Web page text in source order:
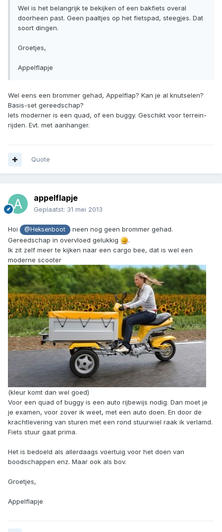
Wel is het belangrijk te bekijken of een bakfiets overal
doorheen past. Geen paaltjes op het fietspad, steegjes. Dat
soort dingen.
Groetjes,
Appelflapje
Wel eens een brommer gehad, Appelflap? Kan je al knutselen?
Basis-set gereedschap?
Iets moderner is een quad, of een buggy. Geschikt voor terrein-
rijden. Evt. met aanhanger.
Quote
appelflapje
Geplaatst: 31 mei 2013
Hoi @Heksenboot
neen nog geen brommer gehad.
Gereedschap in overvloed gelukkig
.
Ik zit zelf meer te kijken naar een cargo bee, dat is wel een
moderne scooter
(kleur komt dan wel goed)
Voor een quad of buggy is een auto rijbewijs nodig. Dan moet je
je examen, voor zover ik weet, met een auto doen. En door de
krachtlevering van sturen met een rond stuurwiel raak ik verlamd.
Fiets stuur gaat prima.
Het is bedoeld als allerdaags voertuig voor het doen van
boodschappen enz. Maar ook als bov.
Groetjes,
Appelflapje